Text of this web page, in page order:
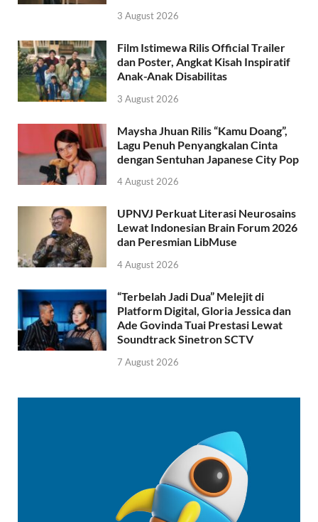
3 August 2026
Film Istimewa Rilis Official Trailer
dan Poster, Angkat Kisah Inspiratif
Anak-Anak Disabilitas
3 August 2026
Maysha Jhuan Rilis “Kamu Doang”,
Lagu Penuh Penyangkalan Cinta
dengan Sentuhan Japanese City Pop
4 August 2026
UPNVJ Perkuat Literasi Neurosains
Lewat Indonesian Brain Forum 2026
dan Peresmian LibMuse
4 August 2026
“Terbelah Jadi Dua” Melejit di
Platform Digital, Gloria Jessica dan
Ade Govinda Tuai Prestasi Lewat
Soundtrack Sinetron SCTV
7 August 2026